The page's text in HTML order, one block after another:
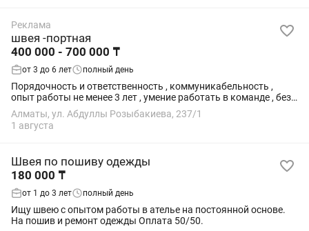
Реклама
швея -портная
400 000 - 700 000 ₸
от 3 до 6 лет полный день
Порядочность и ответственность , коммуникабельность ,
опыт работы не менее 3 лет , умение работать в команде , без
вредных привычек. Отточенный почерк . Знание люксовых
обработок.
Алматы, ул. Абдуллы Розыбакиева, 237/1
1 августа
Швея по пошиву одежды
180 000 ₸
от 1 до 3 лет полный день
Ищу швею с опытом работы в ателье на постоянной основе.
На пошив и ремонт одежды Оплата 50/50.